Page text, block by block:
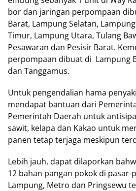
bor dan jaringan perpompaan
Barat, Lampung Selatan,
Timur, Lampung Utara, Tulang
Pesawaran dan Pesisir Barat.
perpompaan dibuat di Lampung
dan Tanggamus.
Untuk pengendalian hama
mendapat bantuan dari
Pemerintah Daerah untuk
sawit, kelapa dan Kakao untuk
panen tetap terjaga meskipun
Lebih jauh, dapat dilaporkan
12 bahan pangan pokok di pasar-
Lampung, Metro dan Pringsewu